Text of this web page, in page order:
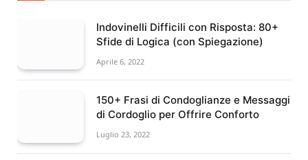
Indovinelli Difficili con Risposta: 80+
Sfide di Logica (con Spiegazione)
Aprile 6, 2022
150+ Frasi di Condoglianze e Messaggi
di Cordoglio per Offrire Conforto
Luglio 23, 2022